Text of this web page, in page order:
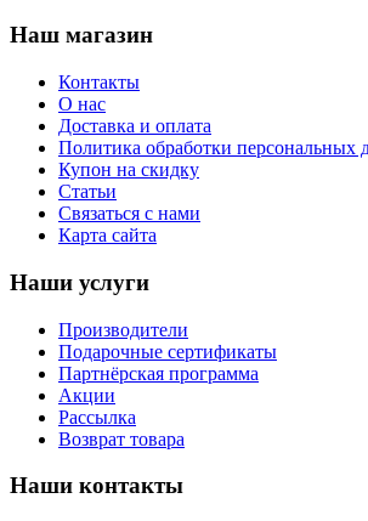
Наш магазин
Контакты
О нас
Доставка и оплата
Политика обработки персональных
Купон на скидку
Статьи
Связаться с нами
Карта сайта
Наши услуги
Производители
Подарочные сертификаты
Партнёрская программа
Акции
Рассылка
Возврат товара
Наши контакты